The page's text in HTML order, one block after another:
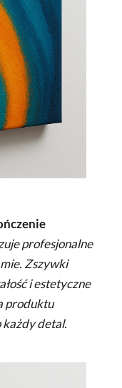
profesjonalne
Zszywki
i estetyczne
produktu
każdy detal.